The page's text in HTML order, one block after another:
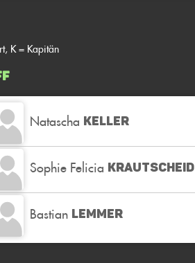
K = Kapitän
Natascha KELLER
Sophie Felicia KRAUTSCHEID
Bastian LEMMER